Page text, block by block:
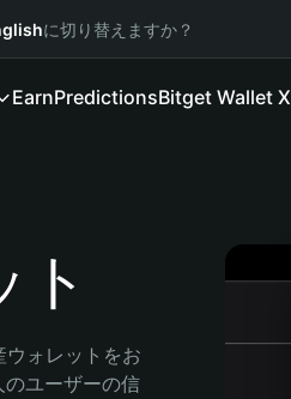
に切り替えますか？
EarnPredictionsBitget Wallet X
ォレットをお
ユーザーの信